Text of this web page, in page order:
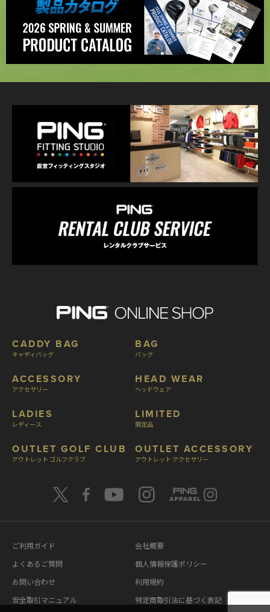
CADDY BAG
キャディバッグ
ACCESSORY
アクセサリー
LADIES
レディース
OUTLET GOLF CLUB
アウトレット ゴルフクラブ
BAG
バッグ
HEAD WEAR
ヘッドウェア
LIMITED
限定品
OUTLET ACCESSORY
アウトレット アクセサリー
ご利用ガイド
よくあるご質問
お問い合わせ
安全取引マニュアル
会社概要
個人情報保護ポリシー
利用規約
特定商取引法に基づく表記